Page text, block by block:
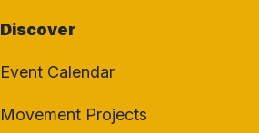
Discover
Event Calendar
Movement Projects